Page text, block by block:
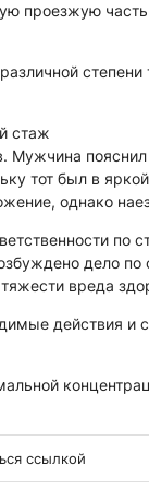
проезжую
стаж
Мужчина
тот был в
однако
по
дело
вреда
действия и
ссылкой